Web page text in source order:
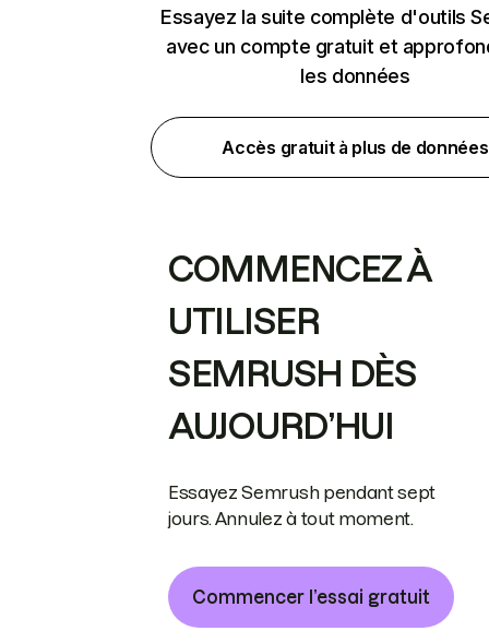
Essayez la suite complète d'outils
avec un compte gratuit et
les données
Accès gratuit à plus de données
COMMENCEZ À
UTILISER
SEMRUSH DÈS
AUJOURD’HUI
Essayez Semrush pendant sept
jours. Annulez à tout moment.
Commencer l’essai gratuit